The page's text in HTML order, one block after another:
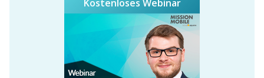
Kostenloses Webinar